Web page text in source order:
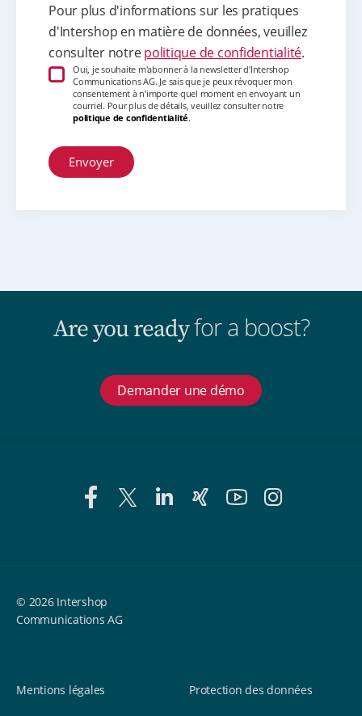
Pour plus d'informations sur les pratiques
d'Intershop en matière de données, veuillez
consulter notrepolitique de confidentialité.
Oui, je souhaite m'abonner à la newsletter d'Intershop
Communications AG. Je sais que je peux révoquer mon
consentement à n'importe quel moment en envoyant un
courriel. Pour plus de détails, veuillez consulter notre
politique de confidentialité.
Are you readyfor a boost?
Demander une démo
© 2026 Intershop
Communications AG
Mentions légales Protection des données